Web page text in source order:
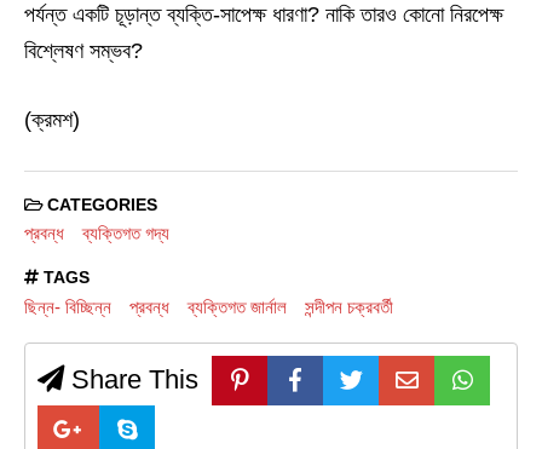
পর্যন্ত একটি চূড়ান্ত ব্যক্তি-সাপেক্ষ ধারণা? নাকি তারও কোনো নিরপেক্ষ
বিশ্লেষণ সম্ভব?
(ক্রমশ)
CATEGORIES
প্রবন্ধ ব্যক্তিগত গদ্য
TAGS
ছিন্ন- বিচ্ছিন্ন প্রবন্ধ ব্যক্তিগত জার্নাল সন্দীপন চক্রবর্তী
Share This